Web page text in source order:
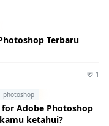
Terbaru
1
photoshop
Adobe Photoshop
ketahui?